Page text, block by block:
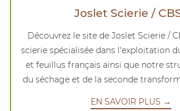
Joslet Scierie /
Découvrez le site de Joslet Scierie /
scierie spécialisée dans l'exploitation
et feuillus français ainsi que notre
du séchage et de la seconde
JOSLET SCIERIE / CBST
EN SAVOIR PLUS →